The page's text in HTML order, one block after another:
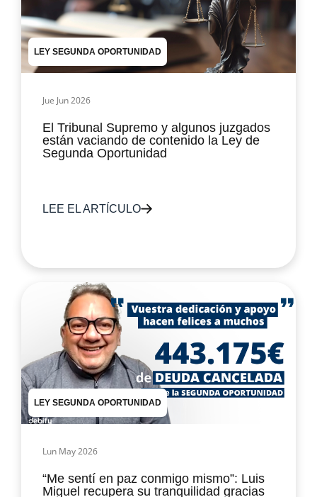
LEY SEGUNDA OPORTUNIDAD
Jue Jun 2026
El Tribunal Supremo y algunos juzgados
están vaciando de contenido la Ley de
Segunda Oportunidad
LEE EL ARTÍCULO
LEY SEGUNDA OPORTUNIDAD
Lun May 2026
“Me sentí en paz conmigo mismo”: Luis
Miguel recupera su tranquilidad gracias